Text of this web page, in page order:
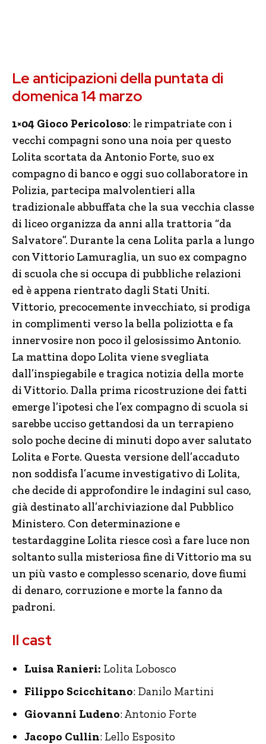
Le anticipazioni della puntata di
domenica 14 marzo
1×04 Gioco Pericoloso: le rimpatriate con i
vecchi compagni sono una noia per questo
Lolita scortata da Antonio Forte, suo ex
compagno di banco e oggi suo collaboratore in
Polizia, partecipa malvolentieri alla
tradizionale abbuffata che la sua vecchia classe
di liceo organizza da anni alla trattoria “da
Salvatore”. Durante la cena Lolita parla a lungo
con Vittorio Lamuraglia, un suo ex compagno
di scuola che si occupa di pubbliche relazioni
ed è appena rientrato dagli Stati Uniti.
Vittorio, precocemente invecchiato, si prodiga
in complimenti verso la bella poliziotta e fa
innervosire non poco il gelosissimo Antonio.
La mattina dopo Lolita viene svegliata
dall’inspiegabile e tragica notizia della morte
di Vittorio. Dalla prima ricostruzione dei fatti
emerge l’ipotesi che l’ex compagno di scuola si
sarebbe ucciso gettandosi da un terrapieno
solo poche decine di minuti dopo aver salutato
Lolita e Forte. Questa versione dell’accaduto
non soddisfa l’acume investigativo di Lolita,
che decide di approfondire le indagini sul caso,
già destinato all’archiviazione dal Pubblico
Ministero. Con determinazione e
testardaggine Lolita riesce così a fare luce non
soltanto sulla misteriosa fine di Vittorio ma su
un più vasto e complesso scenario, dove fiumi
di denaro, corruzione e morte la fanno da
padroni.
Il cast
Luisa Ranieri: Lolita Lobosco
Filippo Scicchitano: Danilo Martini
Giovanni Ludeno: Antonio Forte
Jacopo Cullin: Lello Esposito